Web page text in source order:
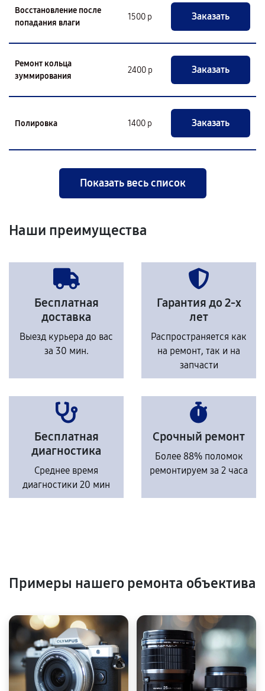
Восстановление после
попадания влаги
1500 р Заказать
Ремонт кольца
зуммирования
2400 р Заказать
Полировка 1400 р Заказать
Показать весь список
Наши преимущества
Бесплатная
доставка
Выезд курьера до вас
за 30 мин.
Гарантия до 2-х
лет
Распространяется как
на ремонт, так и на
запчасти
Бесплатная
диагностика
Среднее время
диагностики 20 мин
Срочный ремонт
Более 88% поломок
ремонтируем за 2 часа
Примеры нашего ремонта объектива